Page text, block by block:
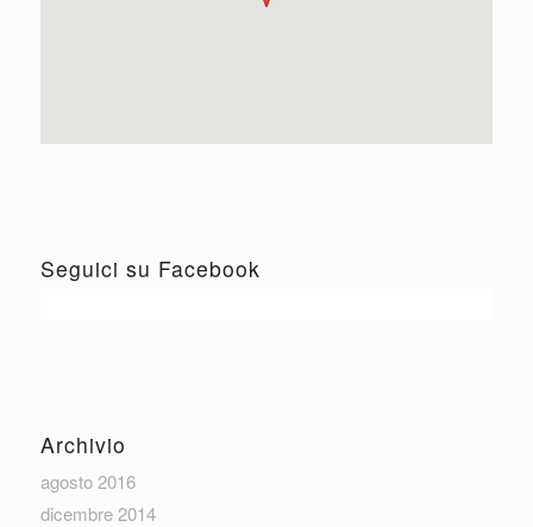
Seguici su Facebook
Archivio
agosto 2016
dicembre 2014